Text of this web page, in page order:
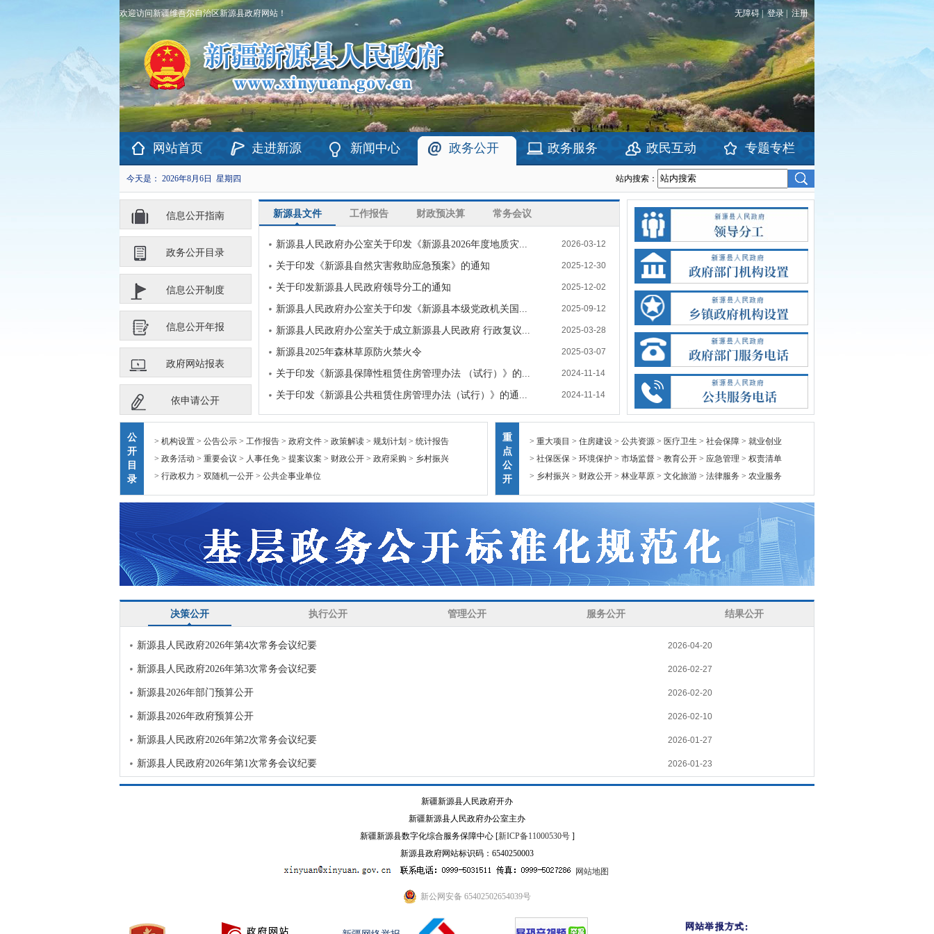
欢迎访问新疆维吾尔自治区新源县政府网站！ 无障碍 | 登录 注册
网站首页 走进新源 新闻中心 政务公开 政务服务 政民互动 专题专栏
今天是： 2026年8月6日 星期四 站内搜索：
信息公开指南
政务公开目录
信息公开制度
信息公开年报
政府网站报表
依申请公开
新源县文件 工作报告 财政预决算 常务会议
新源县人民政府办公室关于印发《新源县2026年度地质灾... 2026-03-12
关于印发《新源县自然灾害救助应急预案》的通知 2025-12-30
关于印发新源县人民政府领导分工的通知 2025-12-02
新源县人民政府办公室关于印发《新源县本级党政机关国... 2025-09-12
新源县人民政府办公室关于成立新源县人民政府 行政复议... 2025-03-28
新源县2025年森林草原防火禁火令 2025-03-07
关于印发《新源县保障性租赁住房管理办法 （试行）》的... 2024-11-14
关于印发《新源县公共租赁住房管理办法（试行）》的通... 2024-11-14
公
开
目
录
> 机构设置 > 公告公示 > 工作报告 > 政府文件 > 政策解读 > 规划计划 > 统计报告
> 政务活动 > 重要会议 > 人事任免 > 提案议案 > 财政公开 > 政府采购 > 乡村振兴
> 行政权力 > 双随机一公开 > 公共企事业单位
重
点
公
开
> 重大项目 > 住房建设 > 公共资源 > 医疗卫生 > 社会保障 > 就业创业
> 社保医保 > 环境保护 > 市场监督 > 教育公开 > 应急管理 > 权责清单
> 乡村振兴 > 财政公开 > 林业草原 > 文化旅游 > 法律服务 > 农业服务
决策公开 执行公开 管理公开 服务公开 结果公开
新源县人民政府2026年第4次常务会议纪要 2026-04-20
新源县人民政府2026年第3次常务会议纪要 2026-02-27
新源县2026年部门预算公开 2026-02-20
新源县2026年政府预算公开 2026-02-10
新源县人民政府2026年第2次常务会议纪要 2026-01-27
新源县人民政府2026年第1次常务会议纪要 2026-01-23
新疆新源县人民政府开办
新疆新源县人民政府办公室主办
新疆新源县数字化综合服务保障中心 [新ICP备11000530号]
新源县政府网站标识码：6540250003
网站地图
新公网安备 65402502654039号